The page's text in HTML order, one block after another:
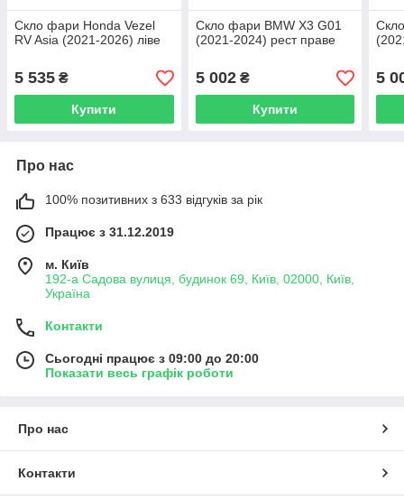
Скло фари Honda Vezel
RV Asia (2021-2026) ліве
5 535 ₴
Купити
Скло фари BMW X3 G01
(2021-2024) рест праве
5 002₴
Купити
5
Про нас
100% позитивних з 633 відгуків за рік
Працює з 31.12.2019
м. Київ
192-а Садова вулиця, будинок 69, Київ, 02000, Київ,
Україна
Контакти
Сьогодні працює з 09:00 до 20:00
Показати весь графік роботи
Про нас
Контакти